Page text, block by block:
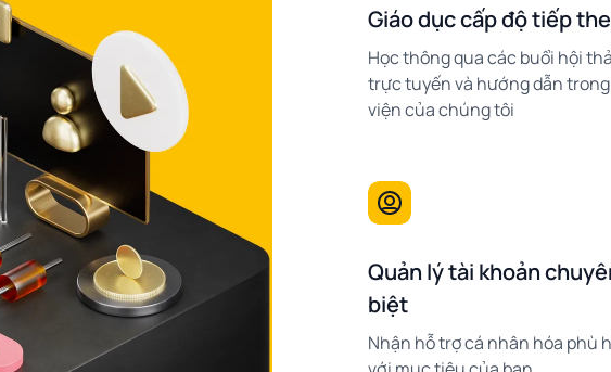
Giáo dục cấp độ tiếp
Học thông qua các buổi hội
trực tuyến và hướng dẫn
viện của chúng tôi
Quản lý tài khoản
biệt
Nhận hỗ trợ cá nhân hóa phù